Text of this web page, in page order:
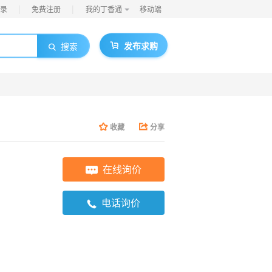
免费注册 我的丁香通 移动端
搜索 发布求购
收藏 分享
在线询价
电话询价